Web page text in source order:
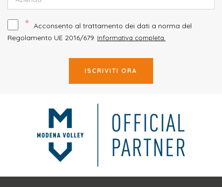
* Acconsento al trattamento dei dati a norma del
Regolamento UE 2016/679. Informativa completa.
ISCRIVITI ORA